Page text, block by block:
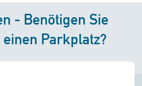
- Benötigen Sie
Parkplatz?